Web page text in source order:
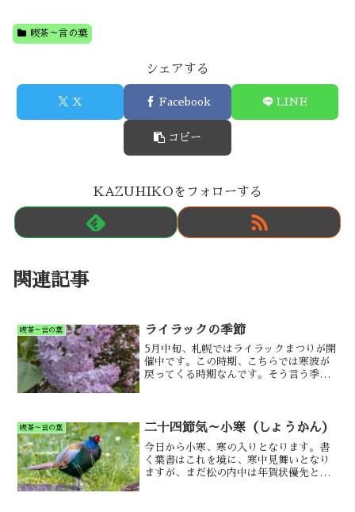
喫茶～言の葉
シェアする
X Facebook LINE
コピー
KAZUHIKOをフォローする
関連記事
喫茶～言の葉 ライラックの季節
5月中旬、札幌ではライラックまつりが開
催中です。この時期、こちらでは寒波が
戻ってくる時期なんです。そう言う季節
喫茶～言の葉 二十四節気～小寒（しょうかん）
今日から小寒、寒の入りとなります。書
く葉書はこれを境に、寒中見舞いとなり
ますが、まだ松の内中は年賀状優先とな